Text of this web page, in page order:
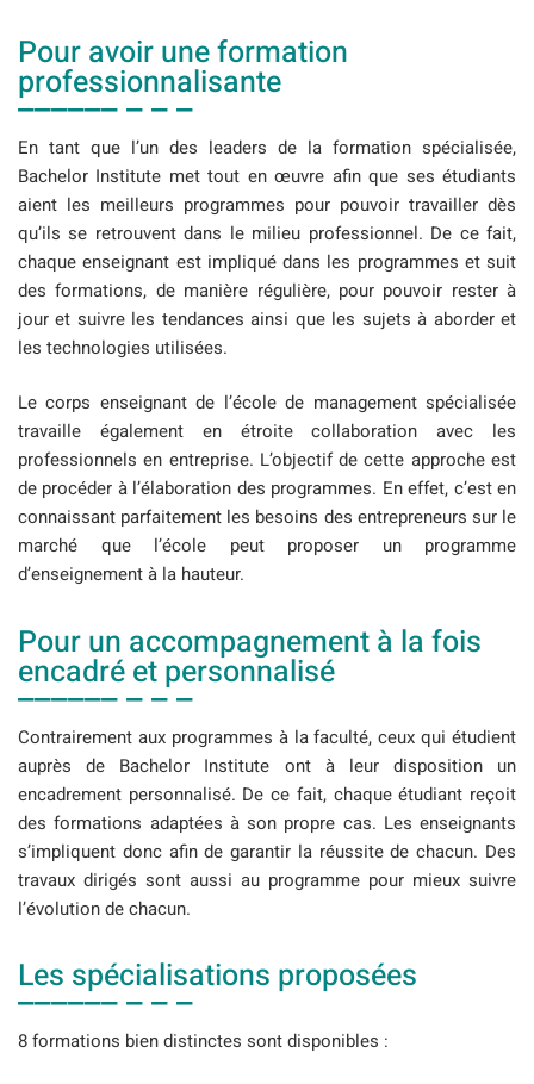
Pour avoir une formation
professionnalisante
En tant que l’un des leaders de la formation spécialisée,
Bachelor Institute met tout en œuvre afin que ses étudiants
aient les meilleurs programmes pour pouvoir travailler dès
qu’ils se retrouvent dans le milieu professionnel. De ce fait,
chaque enseignant est impliqué dans les programmes et suit
des formations, de manière régulière, pour pouvoir rester à
jour et suivre les tendances ainsi que les sujets à aborder et
les technologies utilisées.
Le corps enseignant de l’école de management spécialisée
travaille également en étroite collaboration avec les
professionnels en entreprise. L’objectif de cette approche est
de procéder à l’élaboration des programmes. En effet, c’est en
connaissant parfaitement les besoins des entrepreneurs sur le
marché que l’école peut proposer un programme
d’enseignement à la hauteur.
Pour un accompagnement à la fois
encadré et personnalisé
Contrairement aux programmes à la faculté, ceux qui étudient
auprès de Bachelor Institute ont à leur disposition un
encadrement personnalisé. De ce fait, chaque étudiant reçoit
des formations adaptées à son propre cas. Les enseignants
s’impliquent donc afin de garantir la réussite de chacun. Des
travaux dirigés sont aussi au programme pour mieux suivre
l’évolution de chacun.
Les spécialisations proposées
8 formations bien distinctes sont disponibles :